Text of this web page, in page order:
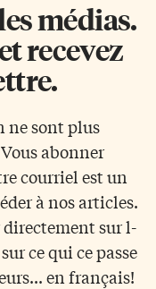
médias.
recevez
ne sont plus
abonner
courriel est un
à nos articles.
directement sur l-
ce qui ce passe
en français!